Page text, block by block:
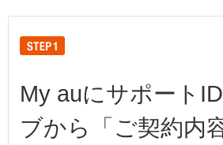
My auにサポート
ブから「ご契約内